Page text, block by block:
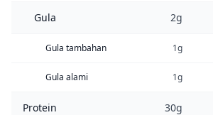
Gula 2g
Gula tambahan 1g
Gula alami 1g
Protein 30g